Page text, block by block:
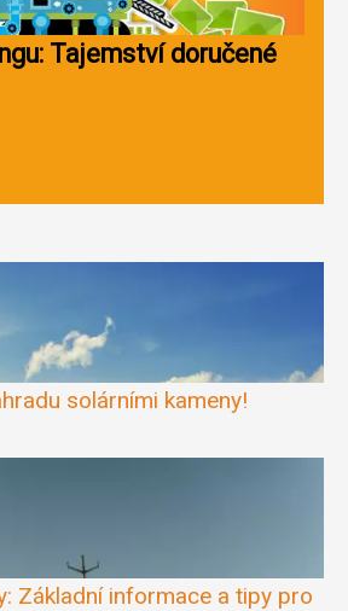
Tajemství doručené
solárními kameny!
Základní informace a tipy pro